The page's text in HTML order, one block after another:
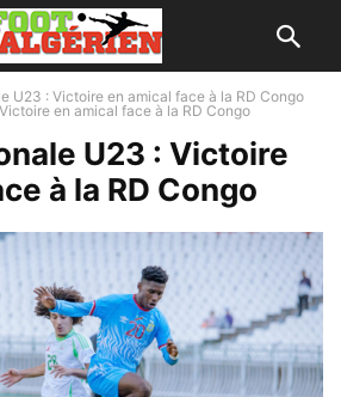
U23 : Victoire en amical face à la RD Congo
en amical face à la RD Congo
U23 : Victoire
à la RD Congo